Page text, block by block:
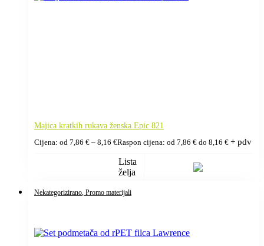
Majica kratkih rukava ženska Epic 821
Cijena: od 7,86 € – 8,16 €Raspon cijena: od 7,86 € do 8,16 € + pdv
Lista
želja
Nekategorizirano , Promo materijali